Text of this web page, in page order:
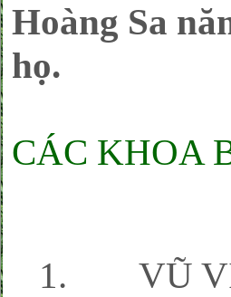
Hoàng Sa
họ.
CÁC KHOA
1. VŨ VỊ